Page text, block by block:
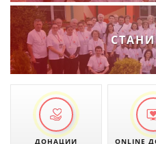
ДОНАЦИИ ONLINE